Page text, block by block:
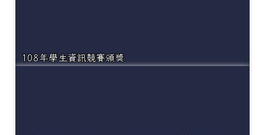
108年學生資訊競賽頒獎